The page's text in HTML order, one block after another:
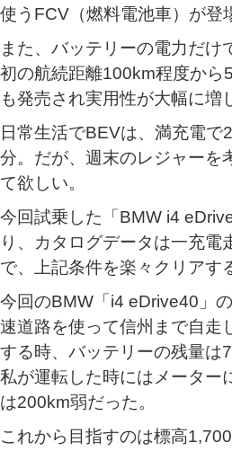
使うFCV（燃料電池車）が登
また、バッテリーの電力だけ
初の航続距離100km程度から
も発売され実用性が大幅に増
日常生活でBEVは、満充電で
分。だが、週末のレジャーを
て欲しい。
今回試乗した「BMW i4
り、カタログデータは一充電
で、上記条件を楽々クリアす
今回のBMW「i4 eDrive40」
速道路を使って信州まで自走
する時、バッテリーの残量は
私が運転した時にはメーター
は200km弱だった。
これから目指すのは標高